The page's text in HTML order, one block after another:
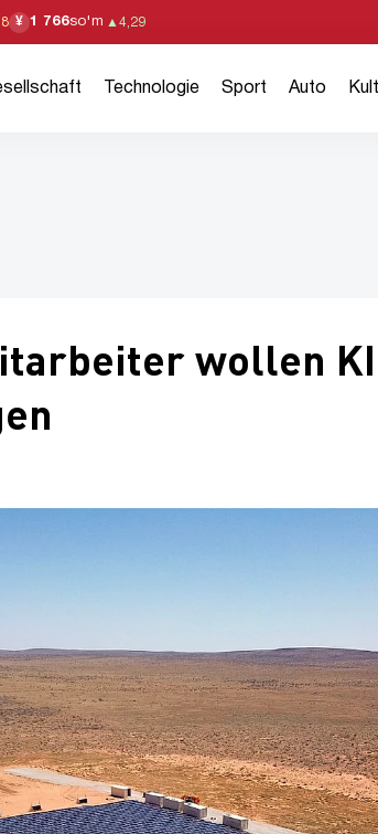
¥ 1 766so'm ▲ 4,29
Technologie Sport Auto
wollen